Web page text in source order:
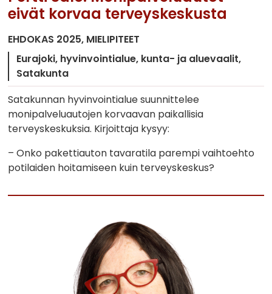
eivät korvaa terveyskeskusta
EHDOKAS 2025 MIELIPITEET
Eurajoki hyvinvointialue kunta- ja aluevaalit
Satakunta
Satakunnan hyvinvointialue suunnittelee
monipalveluautojen korvaavan paikallisia
terveyskeskuksia. Kirjoittaja kysyy:
– Onko pakettiauton tavaratila parempi vaihtoehto
potilaiden hoitamiseen kuin terveyskeskus?